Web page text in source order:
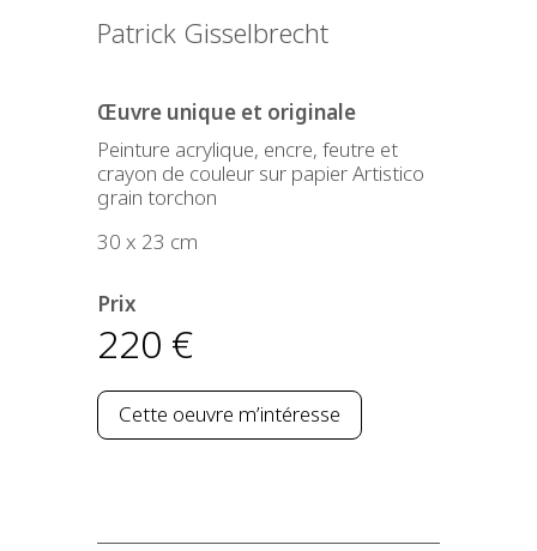
Patrick Gisselbrecht
Œuvre unique et originale
Peinture acrylique, encre, feutre et
crayon de couleur sur papier Artistico
grain torchon
30 x 23 cm
Prix
220 €
Cette oeuvre m’intéresse